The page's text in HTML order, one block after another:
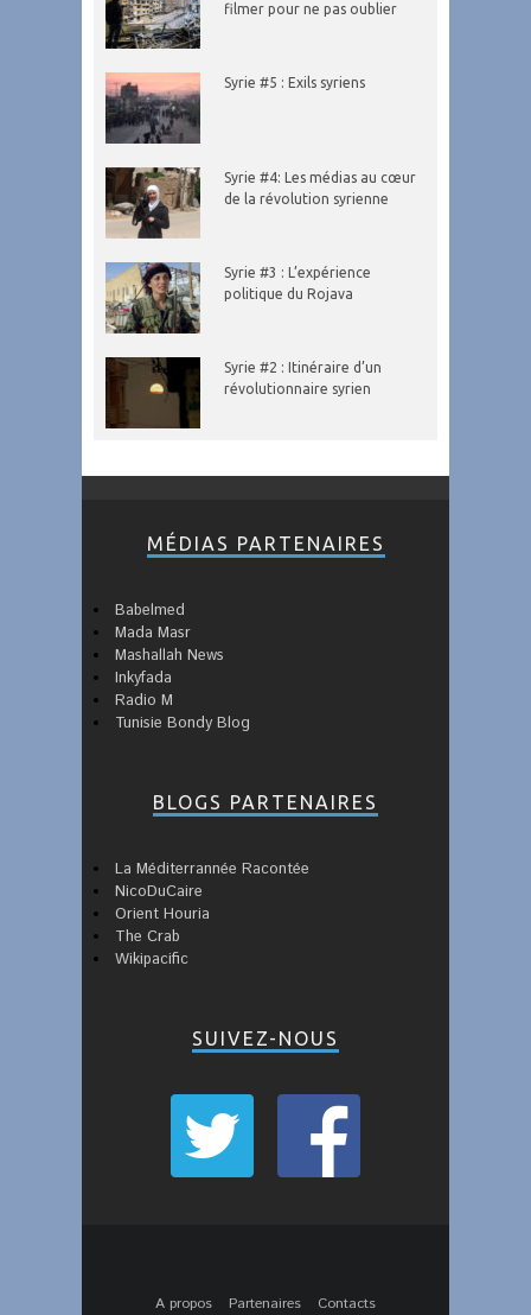
filmer pour ne pas oublier
Syrie #5 : Exils syriens
Syrie #4: Les médias au cœur
de la révolution syrienne
Syrie #3 : L’expérience
politique du Rojava
Syrie #2 : Itinéraire d’un
révolutionnaire syrien
MÉDIAS PARTENAIRES
Babelmed
Mada Masr
Mashallah News
Inkyfada
Radio M
Tunisie Bondy Blog
BLOGS PARTENAIRES
La Méditerrannée Racontée
NicoDuCaire
Orient Houria
The Crab
Wikipacific
SUIVEZ-NOUS
A propos Partenaires Contacts